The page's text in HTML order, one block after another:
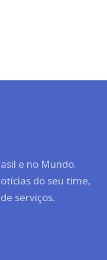
e no Mundo.
do seu time,
serviços.